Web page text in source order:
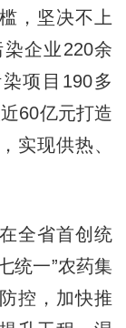
，坚决不上
企业220余
项目190多
60亿元打造
实现供热、
全省首创统
统一”农药集
控，加快推